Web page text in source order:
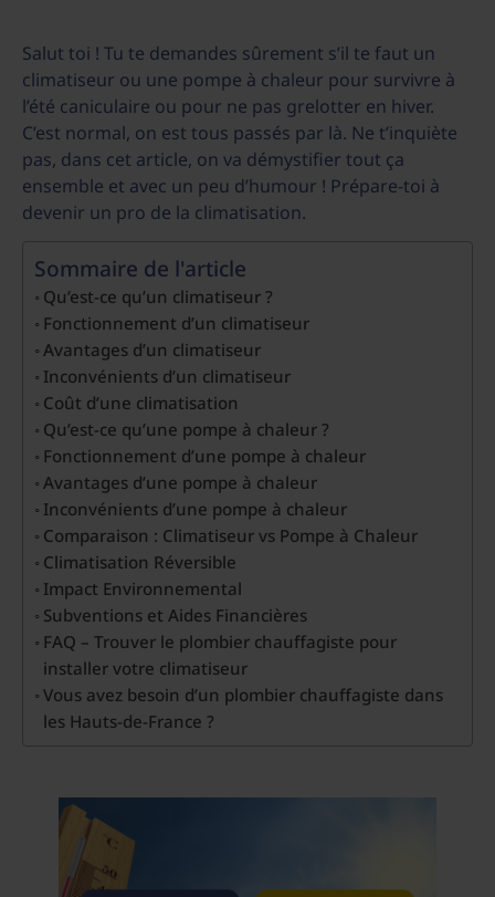
Salut toi ! Tu te demandes sûrement s’il te faut un
climatiseur ou une pompe à chaleur pour survivre à
l’été caniculaire ou pour ne pas grelotter en hiver.
C’est normal, on est tous passés par là. Ne t’inquiète
pas, dans cet article, on va démystifier tout ça
ensemble et avec un peu d’humour ! Prépare-toi à
devenir un pro de la climatisation.
Sommaire de l'article
Qu’est-ce qu’un climatiseur ?
Fonctionnement d’un climatiseur
Avantages d’un climatiseur
Inconvénients d’un climatiseur
Coût d’une climatisation
Qu’est-ce qu’une pompe à chaleur ?
Fonctionnement d’une pompe à chaleur
Avantages d’une pompe à chaleur
Inconvénients d’une pompe à chaleur
Comparaison : Climatiseur vs Pompe à Chaleur
Climatisation Réversible
Impact Environnemental
Subventions et Aides Financières
FAQ – Trouver le plombier chauffagiste pour
installer votre climatiseur
Vous avez besoin d’un plombier chauffagiste dans
les Hauts-de-France ?